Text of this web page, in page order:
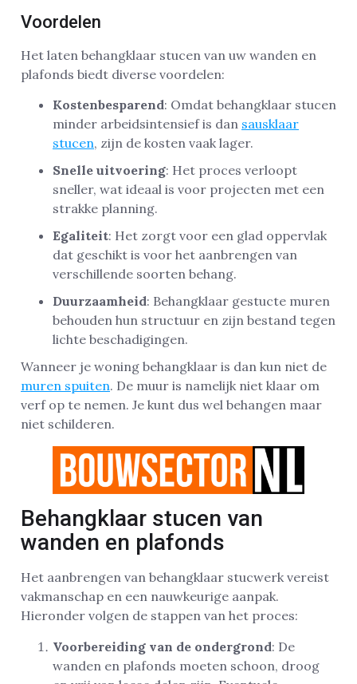
Voordelen
Het laten behangklaar stucen van uw wanden en
plafonds biedt diverse voordelen:
Kostenbesparend: Omdat behangklaar stucen
minder arbeidsintensief is dan sausklaar
stucen, zijn de kosten vaak lager.
Snelle uitvoering: Het proces verloopt
sneller, wat ideaal is voor projecten met een
strakke planning.
Egaliteit: Het zorgt voor een glad oppervlak
dat geschikt is voor het aanbrengen van
verschillende soorten behang.
Duurzaamheid: Behangklaar gestucte muren
behouden hun structuur en zijn bestand tegen
lichte beschadigingen.
Wanneer je woning behangklaar is dan kun niet de
muren spuiten. De muur is namelijk niet klaar om
verf op te nemen. Je kunt dus wel behangen maar
niet schilderen.
Behangklaar stucen van
wanden en plafonds
Het aanbrengen van behangklaar stucwerk vereist
vakmanschap en een nauwkeurige aanpak.
Hieronder volgen de stappen van het proces:
Voorbereiding van de ondergrond: De
wanden en plafonds moeten schoon, droog